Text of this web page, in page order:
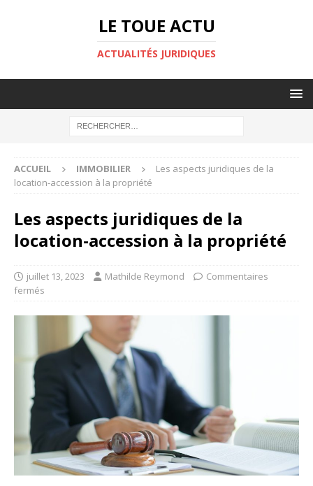
LE TOUE ACTU
ACTUALITÉS JURIDIQUES
ACCUEIL IMMOBILIER
Les aspects juridiques de la
location-accession à la propriété
Les aspects juridiques de la
location-accession à la propriété
juillet 13, 2023 Mathilde Reymond
Commentaires
fermés